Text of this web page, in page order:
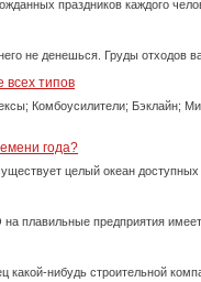
праздников каждого
не денешься. Груды отходов
всех типов
Комбоусилители; Бэклайн;
года?
целый океан доступных
плавильные предприятия
нибудь строительной